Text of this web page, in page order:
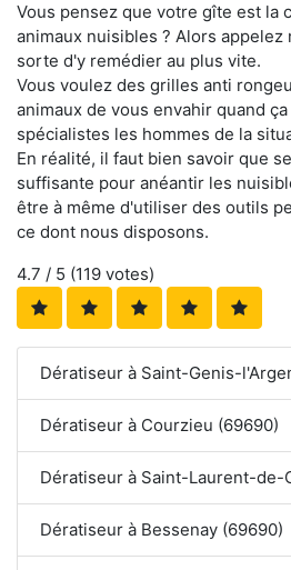
Vous pensez que votre gîte est la
animaux nuisibles ? Alors
sorte d'y remédier au plus vite.
Vous voulez des grilles anti
animaux de vous envahir quand
spécialistes les hommes de la
En réalité, il faut bien savoir que
suffisante pour anéantir les
être à même d'utiliser des outils
ce dont nous disposons.
4.7 / 5 (119 votes)
Dératiseur à Saint-Genis-
Dératiseur à Courzieu (69690)
Dératiseur à Saint-Laurent-de-
Dératiseur à Bessenay (69690)